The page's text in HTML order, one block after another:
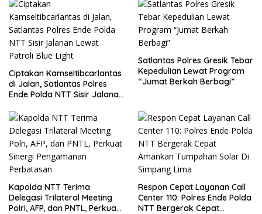
Ciptakan Kamseltibcarlantas
di Jalan, Satlantas Polres
Ende Polda NTT Sisir Jalanan
Satlantas Polres Gresik Tebar
Kepedulian Lewat Program
“Jumat Berkah Berbagi”
Kapolda NTT Terima
Delegasi Trilateral Meeting
Polri, AFP, dan PNTL, Perkuat
Respon Cepat Layanan Call
Center 110: Polres Ende Polda
NTT Bergerak Cepat